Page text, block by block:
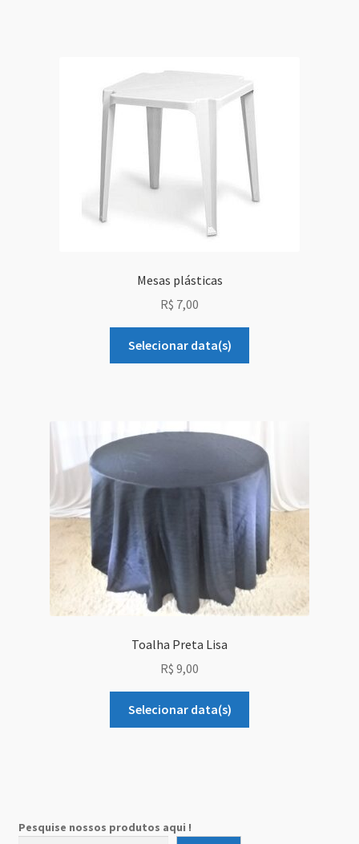
Mesas plásticas
R$ 7,00
Selecionar data(s)
Toalha Preta Lisa
R$ 9,00
Selecionar data(s)
Pesquise nossos produtos aqui !